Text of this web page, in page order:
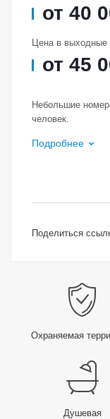
от 40
Цена в выходные
от 45
Небольшие
человек.
Подробнее
Поделиться
Охраняемая
Душевая